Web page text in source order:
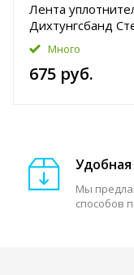
Лента
Дихтунгсбанд
70ммx30м
Много
675 руб.
Удобная
Мы
способов